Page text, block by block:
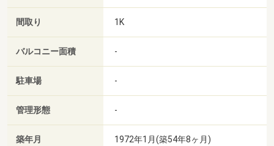
間取り 1K
バルコニー面積 -
駐車場 -
管理形態 -
築年月 1972年1月(築54年8ヶ月)